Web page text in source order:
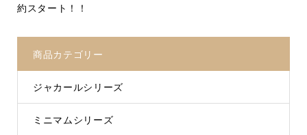
約スタート！！
商品カテゴリー
ジャカールシリーズ
ミニマムシリーズ